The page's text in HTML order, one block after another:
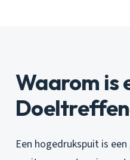
Waarom is
Een hogedrukspuit is